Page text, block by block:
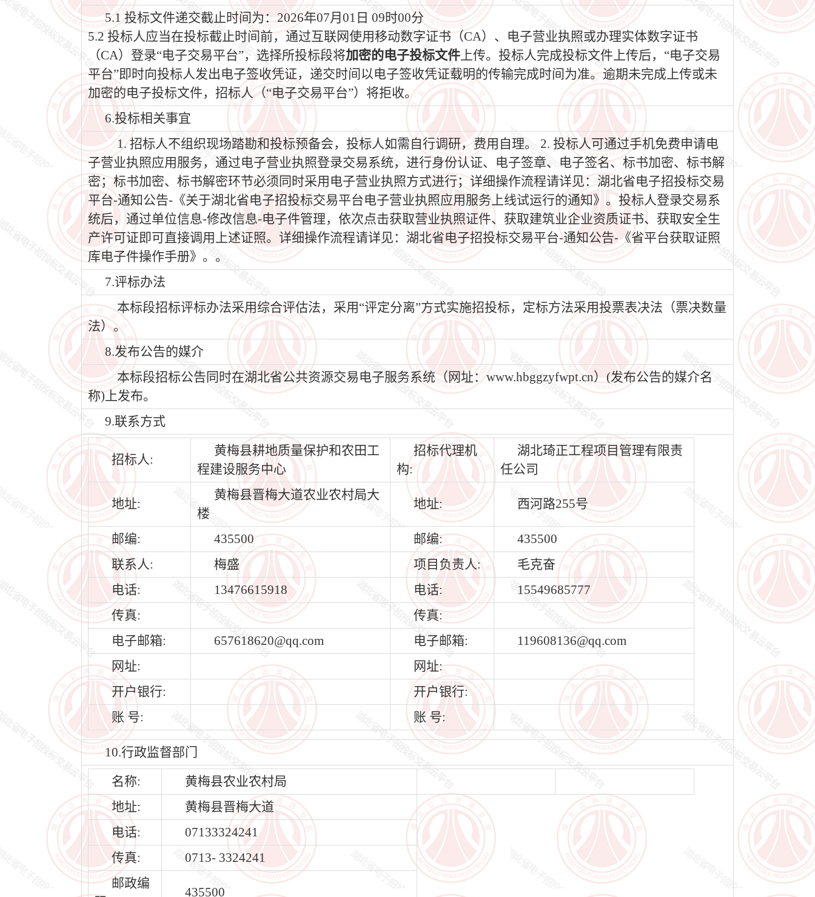
5.1 投标文件递交截止时间为：2026年07月01日 09时00分
5.2 投标人应当在投标截止时间前，通过互联网使用移动数字证书（CA）、电子营业执照或办理实体数字证书
（CA）登录“电子交易平台”，选择所投标段将加密的电子投标文件 上传。投标人完成投标文件上传后，“电子交易
平台”即时向投标人发出电子签收凭证，递交时间以电子签收凭证载明的传输完成时间为准。逾期未完成上传或未
加密的电子投标文件，招标人（“电子交易平台”）将拒收。
6.投标相关事宜
1. 招标人不组织现场踏勘和投标预备会，投标人如需自行调研，费用自理。 2. 投标人可通过手机免费申请电
子营业执照应用服务，通过电子营业执照登录交易系统，进行身份认证、电子签章、电子签名、标书加密、标书解
密；标书加密、标书解密环节必须同时采用电子营业执照方式进行；详细操作流程请详见：湖北省电子招投标交易
平台-通知公告-《关于湖北省电子招投标交易平台电子营业执照应用服务上线试运行的通知》。投标人登录交易系
统后，通过单位信息-修改信息-电子件管理，依次点击获取营业执照证件、获取建筑业企业资质证书、获取安全生
产许可证即可直接调用上述证照。详细操作流程请详见：湖北省电子招投标交易平台-通知公告-《省平台获取证照
库电子件操作手册》。。
7.评标办法
本标段招标评标办法采用综合评估法，采用“评定分离”方式实施招投标，定标方法采用投票表决法（票决数量
法）。
8.发布公告的媒介
本标段招标公告同时在湖北省公共资源交易电子服务系统（网址：www.hbggzyfwpt.cn）(发布公告的媒介名
称)上发布。
9.联系方式
招标人:
黄梅县耕地质量保护和农田工
程建设服务中心
招标代理机
构:
湖北琦正工程项目管理有限责
任公司
地址:
黄梅县晋梅大道农业农村局大
楼
地址: 西河路255号
邮编: 435500 邮编:
435500
联系人:
梅盛 项目负责人:
毛克奋
电话:
13476615918 电话:
15549685777
传真:
传真:
电子邮箱:
657618620@qq.com 电子邮箱:
119608136@qq.com
网址:
网址:
开户银行:
开户银行:
账 号:
账 号:
10.行政监督部门
名称:
黄梅县农业农村局
地址:
黄梅县晋梅大道
电话:
07133324241
传真:
0713- 3324241
邮政编
435500